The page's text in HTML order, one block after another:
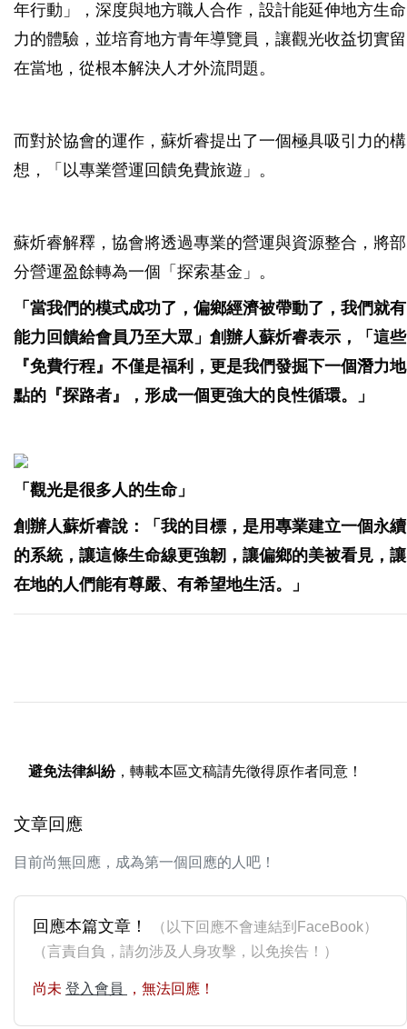
年行動」，深度與地方職人合作，設計能延伸地方生命
力的體驗，並培育地方青年導覽員，讓觀光收益切實留
在當地，從根本解決人才外流問題。
而對於協會的運作，蘇炘睿提出了一個極具吸引力的構
想，「以專業營運回饋免費旅遊」。
蘇炘睿解釋，協會將透過專業的營運與資源整合，將部
分營運盈餘轉為一個「探索基金」。
「當我們的模式成功了，偏鄉經濟被帶動了，我們就有
能力回饋給會員乃至大眾」創辦人蘇炘睿表示，「這些
『免費行程』不僅是福利，更是我們發掘下一個潛力地
點的『探路者』，形成一個更強大的良性循環。」
「觀光是很多人的生命」
創辦人蘇炘睿說：「我的目標，是用專業建立一個永續
的系統，讓這條生命線更強韌，讓偏鄉的美被看見，讓
在地的人們能有尊嚴、有希望地生活。」
避免法律糾紛，轉載本區文稿請先徵得原作者同意！
文章回應
目前尚無回應，成為第一個回應的人吧！
回應本篇文章！
（以下回應不會連結到FaceBook）
（言責自負，請勿涉及人身攻擊，以免挨告！）
尚未 登入會員 ，無法回應！